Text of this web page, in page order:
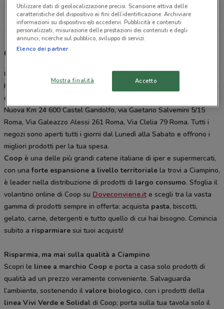
Tutti i negozi Coop
Gli sconti del nuovo volantino Coop e i negozi
Coop è presente in vari punti della città: lo trovi in Viale F.J.
Kennedy 90 Ciampino, Corso Vittorio Colonna 78 Marino, Via Ruderi
di Torrenova 23 b/d Roma, Via Casilina 1011 Roma, Via Appia
Nuova Km 24 600 Castel Gandolfo, via Gaetano Salvemini 5/15
Roma, Via Galeazzo Alessi 261 Roma, Via Clelia 79 Roma. Tutti i
negozi sono aperti tutti i giorni dal Lunedì alla Sabato e offrono i
migliori prodotti per la tua spesa.
Coop è una delle più grandi catene italiane di iper e supermercati,
con unaforte espansione a livello territoriale la trovi a Ciampino,
è leader nella distribuzione di prodotti di largo consumo. Sfoglia il
volantino online di Coop su Doveconviene.it e scegli tra la vasta
gamma di prodotti sempre in offerta: acquista pasta, biscotti,
gelato, carne, detergenti e tutto quello di cui hai bisogno. Comincia
subito a risparmiare sui tuoi acquisti!
Risparmia, ma mai sulla qualità a Ciampino
Scopri le linee a marchio Coop e porta a casa solo prodotti di
qualità ad un prezzo veramente conveniente. Salvaguarda
l’ambiente, sostenendo il valore biologico, con i prodotti della
linea Vivi Verde e Solidal di Coop; porta sulla tua tavola solo il
Utilizzare dati di geolocalizzazione precisi. Scansione attiva delle
caratteristiche del dispositivo ai fini dell’identificazione. Archiviare
informazioni su dispositivo e/o accedervi. Pubblicità e contenuti
personalizzati, misurazione delle prestazioni dei contenuti e degli
annunci, ricerche sul pubblico, sviluppo di servizi.
Elenco dei partner
Mostra finalità Accetto